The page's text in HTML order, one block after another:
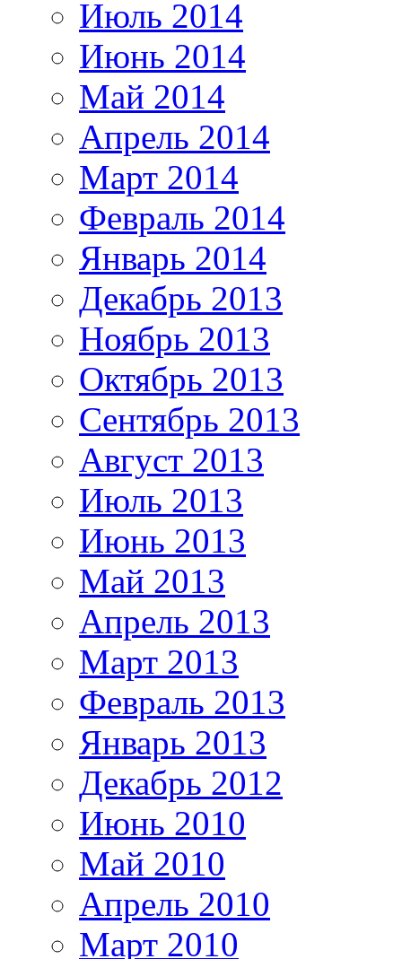
Июль 2014
Июнь 2014
Май 2014
Апрель 2014
Март 2014
Февраль 2014
Январь 2014
Декабрь 2013
Ноябрь 2013
Октябрь 2013
Сентябрь 2013
Август 2013
Июль 2013
Июнь 2013
Май 2013
Апрель 2013
Март 2013
Февраль 2013
Январь 2013
Декабрь 2012
Июнь 2010
Май 2010
Апрель 2010
Март 2010